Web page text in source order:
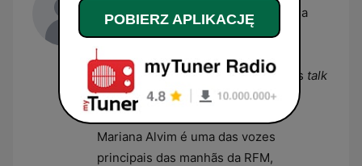
audiências na RFM. Para além da sua
carreira na rádio, é amplamente
conhecido como apresentador de
televisão, tendo conduzido diversos talk
showse concursos de sucesso.
Mariana Alvim
Mariana Alvim é uma das vozes
principais das manhãs da RFM,
POBIERZ APLIKACJĘ